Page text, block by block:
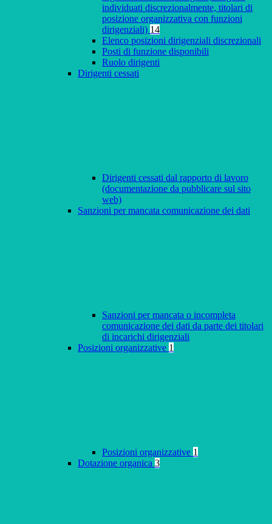
individuati discrezionalmente, titolari di
posizione organizzativa con funzioni
dirigenziali) 14
Elenco posizioni dirigenziali discrezionali
Posti di funzione disponibili
Ruolo dirigenti
Dirigenti cessati
Dirigenti cessati dal rapporto di lavoro
(documentazione da pubblicare sul sito
web)
Sanzioni per mancata comunicazione dei dati
Sanzioni per mancata o incompleta
comunicazione dei dati da parte dei titolari
di incarichi dirigenziali
Posizioni organizzative 1
Posizioni organizzative 1
Dotazione organica 3